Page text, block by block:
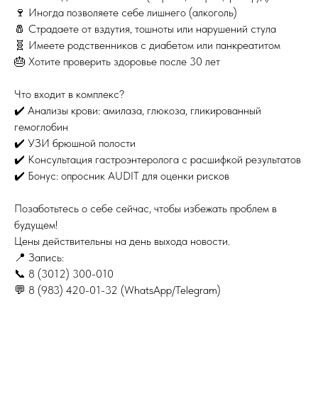
🍷 Иногда позволяете себе лишнего (алкоголь)
🧂 Страдаете от вздутия, тошноты или нарушений стула
🧬 Имеете родственников с диабетом или панкреатитом
🎂 Хотите проверить здоровье после 30 лет
Что входит в комплекс?
✔️ Анализы крови: амилаза, глюкоза, гликированный
гемоглобин
✔️ УЗИ брюшной полости
✔️ Консультация гастроэнтеролога с расшифкой результатов
✔️ Бонус: опросник AUDIT для оценки рисков
Позаботьтесь о себе сейчас, чтобы избежать проблем в
будущем!
Цены действительны на день выхода новости.
📍 Запись:
📞 8 (3012) 300-010
💬 8 (983) 420-01-32 (WhatsApp/Telegram)